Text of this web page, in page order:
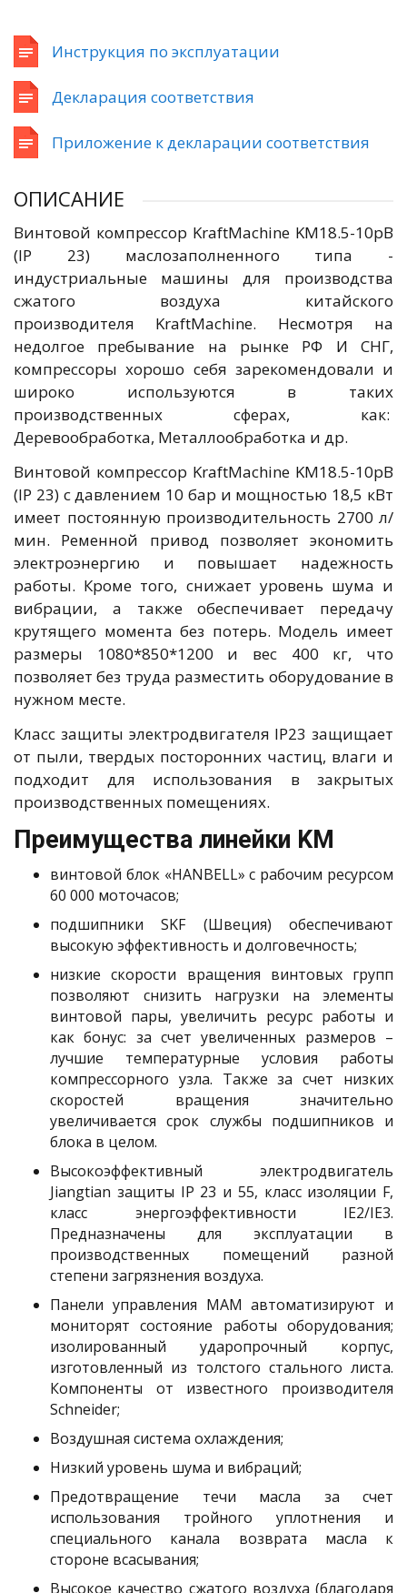
Инструкция по эксплуатации
Декларация соответствия
Приложение к декларации соответствия
ОПИСАНИЕ
Винтовой компрессор KraftMachine KM18.5-10рВ
(IP 23) маслозаполненного типа -
индустриальные машины для производства
сжатого воздуха китайского
производителя KraftMachine. Несмотря на
недолгое пребывание на рынке РФ И СНГ,
компрессоры хорошо себя зарекомендовали и
широко используются в таких
производственных сферах, как:
Деревообработка, Металлообработка и др.
Винтовой компрессор KraftMachine KM18.5-10рВ
(IP 23) с давлением 10 бар и мощностью 18,5 кВт
имеет постоянную производительность 2700 л/
мин. Ременной привод позволяет экономить
электроэнергию и повышает надежность
работы. Кроме того, снижает уровень шума и
вибрации, а также обеспечивает передачу
крутящего момента без потерь. Модель имеет
размеры 1080*850*1200 и вес 400 кг, что
позволяет без труда разместить оборудование в
нужном месте.
Класс защиты электродвигателя IP23 защищает
от пыли, твердых посторонних частиц, влаги и
подходит для использования в закрытых
производственных помещениях.
Преимущества линейки KM
винтовой блок «HANBELL» с рабочим ресурсом
60 000 моточасов;
подшипники SKF (Швеция) обеспечивают
высокую эффективность и долговечность;
низкие скорости вращения винтовых групп
позволяют снизить нагрузки на элементы
винтовой пары, увеличить ресурс работы и
как бонус: за счет увеличенных размеров –
лучшие температурные условия работы
компрессорного узла. Также за счет низких
скоростей вращения значительно
увеличивается срок службы подшипников и
блока в целом.
Высокоэффективный электродвигатель
Jiangtian защиты IP 23 и 55, класс изоляции F,
класс энергоэффективности IE2/IE3.
Предназначены для эксплуатации в
производственных помещений разной
степени загрязнения воздуха.
Панели управления MAM автоматизируют и
мониторят состояние работы оборудования;
изолированный ударопрочный корпус,
изготовленный из толстого стального листа.
Компоненты от известного производителя
Schneider;
Воздушная система охлаждения;
Низкий уровень шума и вибраций;
Предотвращение течи масла за счет
использования тройного уплотнения и
специального канала возврата масла к
стороне всасывания;
Высокое качество сжатого воздуха (благодаря